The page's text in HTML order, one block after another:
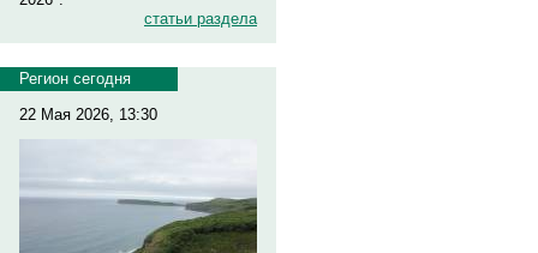
статьи раздела
Регион сегодня
22 Мая 2026, 13:30